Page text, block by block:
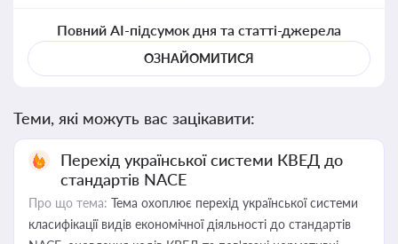
Повний AI-підсумок дня та статті-джерела
ОЗНАЙОМИТИСЯ
Теми, які можуть вас зацікавити:
Перехід української системи КВЕД до
стандартів NACE
Про що тема: Тема охоплює перехід української системи
класифікації видів економічної діяльності до стандартів